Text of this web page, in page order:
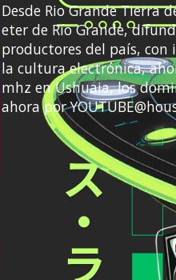
Desde Rio Grande Tierra
eter de Río Grande,
productores del país, con
la cultura electrónica,
mhz en Ushuaia, los
ahora por